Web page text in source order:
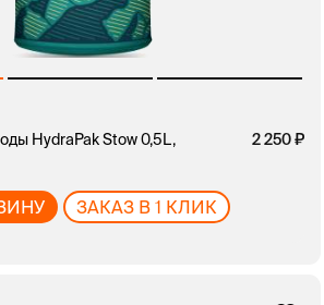
HydraPak Stow 0,5L,
2 250
ЗАКАЗ В 1 КЛИК